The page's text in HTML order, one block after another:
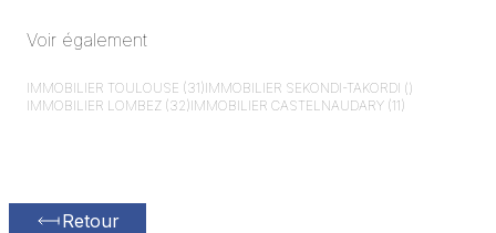
Voir également
IMMOBILIER TOULOUSE (31)IMMOBILIER SEKONDI-TAKORDI ()
IMMOBILIER LOMBEZ (32)IMMOBILIER CASTELNAUDARY (11)
Retour